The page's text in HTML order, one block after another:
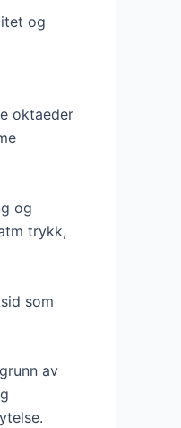
og
oktaeder
og
trykk,
som
av